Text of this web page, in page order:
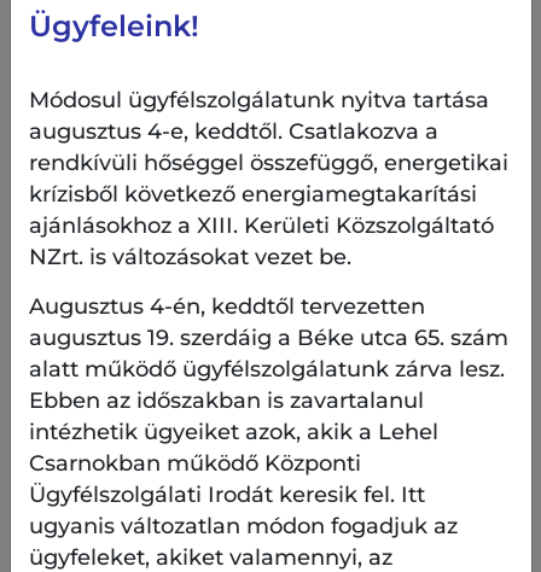
A közönségkedvenc kiállítás egy igazi mesevilágba
kalauzol, a következő állomása pedig az
Angyalföldi József Attila Művelődési Központ, ahol
igazi kincsekkel találkozhatnak majd az
érdeklődők. A kiállítás keretében a felnőttek újra
családi kikapcsolódás közepette pedig a gyerekek
is az időutazás részeseivé válhatnak, fejleszthetik
kézügyességüket, sőt az elektromosságról is
tanulhatnak egyet s mást.
Számos érdekesség lesz fellelhető a
terepasztalokon, többek között a mátyásföldi
Ikarus gyár sematikus bemutatása működő
autóbuszokkal illetve trolibusszal, német táj,
német vonatokkal a II. világháborútól az 1960-as
Ügyfeleink!
Módosul ügyfélszolgálatunk nyitva tartása
augusztus 4-e, keddtől. Csatlakozva a
rendkívüli hőséggel összefüggő, energetikai
krízisből következő energiamegtakarítási
ajánlásokhoz a XIII. Kerületi Közszolgáltató
NZrt. is változásokat vezet be.
Augusztus 4-én, keddtől tervezetten
augusztus 19. szerdáig a Béke utca 65. szám
alatt működő ügyfélszolgálatunk zárva lesz.
Ebben az időszakban is zavartalanul
intézhetik ügyeiket azok, akik a Lehel
Csarnokban működő Központi
Ügyfélszolgálati Irodát keresik fel. Itt
ugyanis változatlan módon fogadjuk az
ügyfeleket, akiket valamennyi, az